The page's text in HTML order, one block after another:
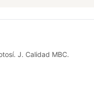
J. Calidad MBC.